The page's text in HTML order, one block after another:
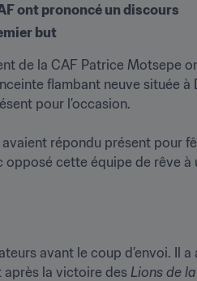
ont prononcé un discours
but
de la CAF Patrice Motsepe
flambant neuve située
pour l’occasion.
répondu présent pour
avant le coup d’envoi. Il
après la victoire des Lions de